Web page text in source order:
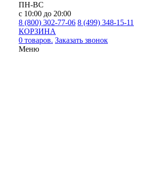
ПН-ВС
с 10:00 до 20:00
8 (800) 302-77-06 8 (499) 348-15-11
КОРЗИНА
0 товаров. Заказать звонок
Меню